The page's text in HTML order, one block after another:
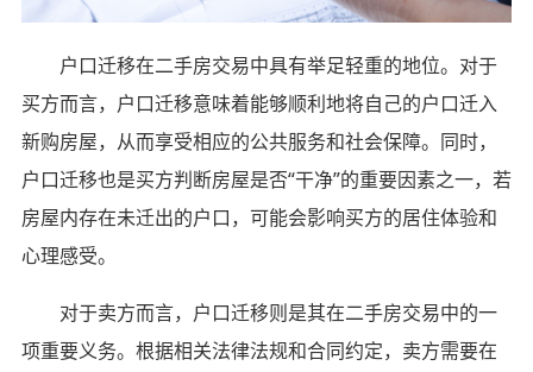
户口迁移在二手房交易中具有举足轻重的地位。对于
买方而言，户口迁移意味着能够顺利地将自己的户口迁入
新购房屋，从而享受相应的公共服务和社会保障。同时，
户口迁移也是买方判断房屋是否“干净”的重要因素之一，若
房屋内存在未迁出的户口，可能会影响买方的居住体验和
心理感受。
对于卖方而言，户口迁移则是其在二手房交易中的一
项重要义务。根据相关法律法规和合同约定，卖方需要在